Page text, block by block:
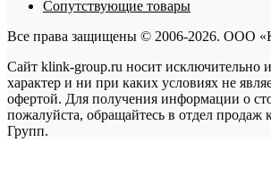
Сопутствующие товары
Все права защищены © 2006-2026.
Сайт klink-group.ru носит исключительно
характер и ни при каких условиях не
офертой. Для получения информации о
пожалуйста, обращайтесь в отдел
Групп.